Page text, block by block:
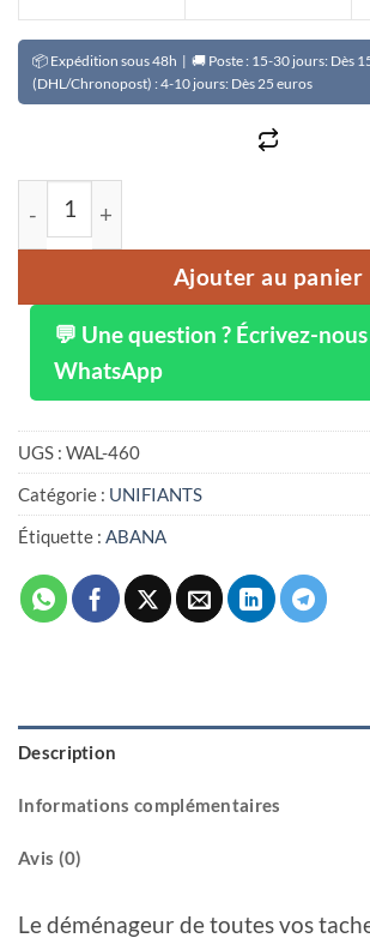
📦 Expédition sous 48h | 🚚 Poste : 15-30 jours: Dès
(DHL/Chronopost) : 4-10 jours: Dès 25 euros
quantité de Savon de soin clarifiant
Ajouter au panier
💬 Une question ? Écrivez-
WhatsApp
UGS : WAL-460
Catégorie : UNIFIANTS
Étiquette : ABANA
Description
Informations complémentaires
Avis (0)
Le déménageur de toutes vos